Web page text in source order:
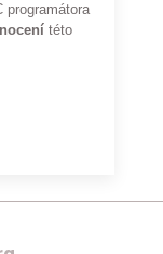
programátora
této